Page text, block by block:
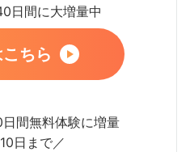
日間に大増量中
ちら
間無料体験に増量
日まで／